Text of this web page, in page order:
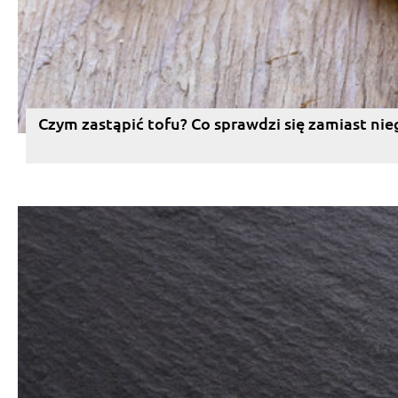
Czym zastąpić tofu? Co sprawdzi się zamiast